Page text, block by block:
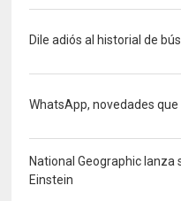
Dile adiós al historial de
WhatsApp, novedades
National Geographic
Einstein